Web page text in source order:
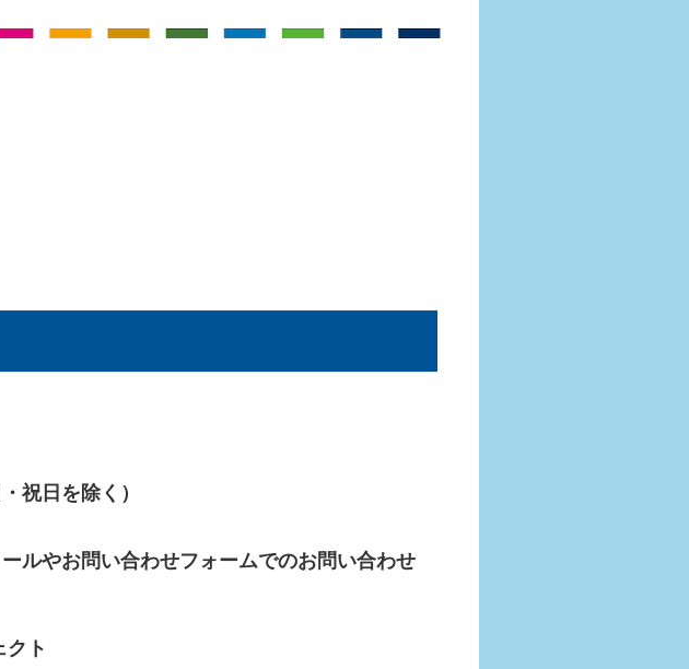
祝日を除く）
ルやお問い合わせフォームでのお問い合わせ
クト